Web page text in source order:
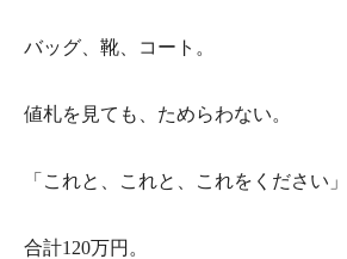
バッグ、靴、コート。
値札を見ても、ためらわない。
「これと、これと、これをください」
合計120万円。